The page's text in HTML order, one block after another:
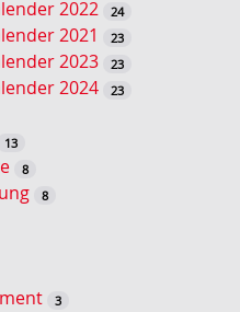
2022 24
2021 23
2023 23
2024 23
13
8
8
3